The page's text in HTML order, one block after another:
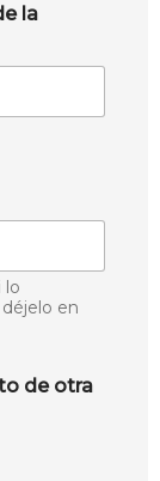
la
lo
en
de otra